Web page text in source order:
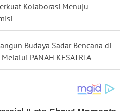
Kolaborasi Menuju
Budaya Sadar Bencana di
PANAH KESATRIA